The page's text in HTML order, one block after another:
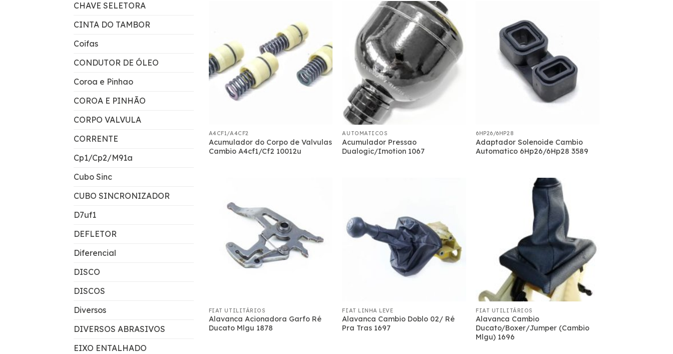
CHAVE SELETORA
CINTA DO TAMBOR
Coifas
CONDUTOR DE ÓLEO
Coroa e Pinhao
COROA E PINHÃO
CORPO VALVULA
CORRENTE
Cp1/Cp2/M91a
Cubo Sinc
CUBO SINCRONIZADOR
D7uf1
DEFLETOR
Diferencial
DISCO
DISCOS
Diversos
DIVERSOS ABRASIVOS
EIXO ENTALHADO
A4CF1/A4CF2
Acumulador do Corpo de Valvulas
Cambio A4cf1/Cf2 10012u
AUTOMATICOS
Acumulador Pressao
Dualogic/Imotion 1067
6HP26/6HP28
Adaptador Solenoide Cambio
Automatico 6Hp26/6Hp28 3589
FIAT UTILITÁRIOS
Alavanca Acionadora Garfo Ré
Ducato Mlgu 1878
FIAT LINHA LEVE
Alavanca Cambio Doblo 02/ Ré
Pra Tras 1697
FIAT UTILITÁRIOS
Alavanca Cambio
Ducato/Boxer/Jumper (Cambio
Mlgu) 1696